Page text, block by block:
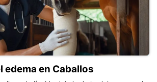
edema en Caballos